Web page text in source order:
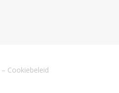
– Cookiebeleid